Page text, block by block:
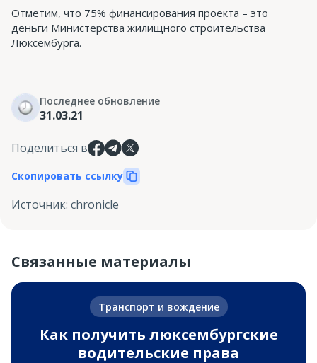
Отметим, что 75% финансирования проекта – это
деньги Министерства жилищного строительства
Люксембурга.
Последнее обновление
31.03.21
Поделиться в
Скопировать ссылку
Источник: chronicle
Связанные материалы
Транспорт и вождение
Как получить люксембургские
водительские права